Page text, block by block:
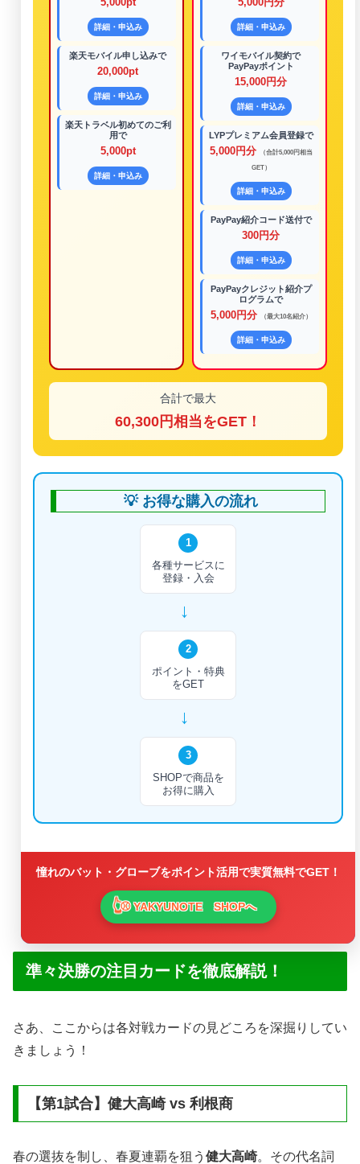
詳細・申込み
楽天モバイル申し込みで
20,000pt
詳細・申込み
楽天トラベル初めてのご利
用で
5,000pt
詳細・申込み
詳細・申込み
ワイモバイル契約で
PayPayポイント
15,000円分
詳細・申込み
LYPプレミアム会員登録で
5,000円分 （合計5,000円相当
GET）
詳細・申込み
PayPay紹介コード送付で
300円分
詳細・申込み
PayPayクレジット紹介プ
ログラムで
5,000円分 （最大10名紹介）
詳細・申込み
合計で最大
60,300円相当をGET！
💡 お得な購入の流れ
1
各種サービスに
登録・入会
→
2
ポイント・特典
をGET
→
3
SHOPで商品を
お得に購入
憧れのバット・グローブをポイント活用で実質無料でGET！
⚾ YAKYUNOTE SHOPへ
準々決勝の注目カードを徹底解説！
さあ、ここからは各対戦カードの見どころを深掘りしてい
きましょう！
【第1試合】健大高崎 vs 利根商
春の選抜を制し、春夏連覇を狙う 健大高崎。その代名詞